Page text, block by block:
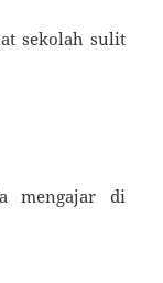
sekolah sulit
mengajar di